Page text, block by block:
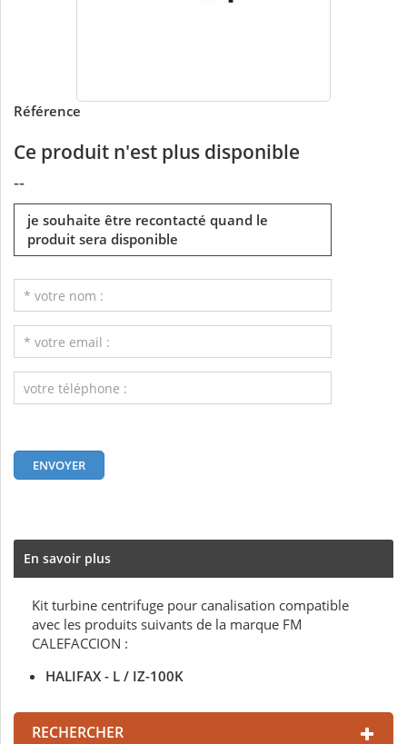
Référence
Ce produit n'est plus disponible
--
je souhaite être recontacté quand le
produit sera disponible
En savoir plus
Kit turbine centrifuge pour canalisation compatible
avec les produits suivants de la marque FM
CALEFACCION :
HALIFAX - L / IZ-100K
RECHERCHER